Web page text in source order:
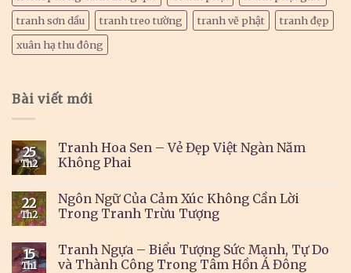
tranh sơn dầu
tranh treo tường tranh vẽ phật
tranh đẹp
xuân hạ thu đông
Bài viết mới
25
Th2
Tranh Hoa Sen – Vẻ Đẹp Việt Ngàn Năm
Không Phai
22
Th2
Ngôn Ngữ Của Cảm Xúc Không Cần Lời
Trong Tranh Trừu Tượng
15
Th1
Tranh Ngựa – Biểu Tượng Sức Mạnh, Tự Do
và Thành Công Trong Tâm Hồn Á Đông